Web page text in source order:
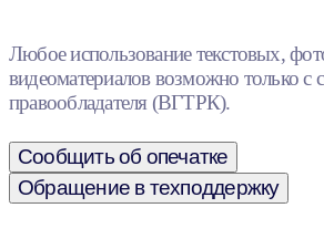
Любое использование текстовых,
видеоматериалов возможно только с
правообладателя (ВГТРК).
Сообщить об опечатке
Обращение в техподдержку